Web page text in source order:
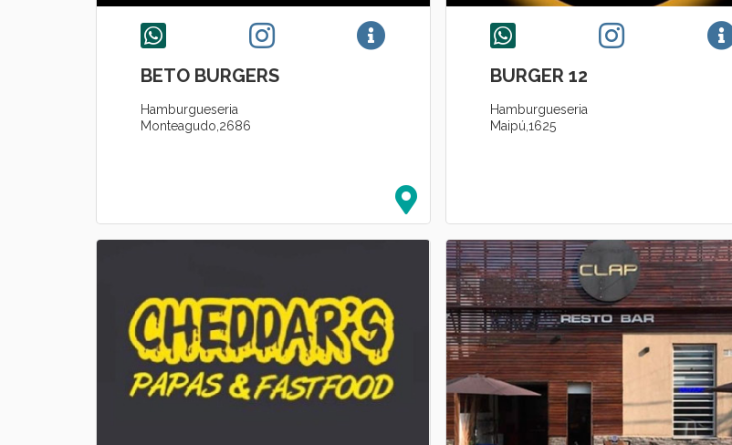
BETO BURGERS
Hamburgueseria
Monteagudo,2686
BURGER 12
Hamburgueseria
Maipú,1625